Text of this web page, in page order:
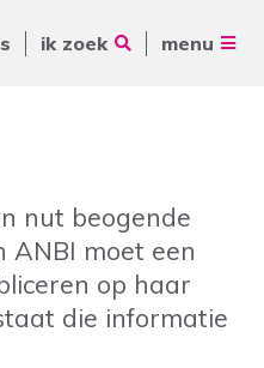
ik zoek menu
nut beogende
ANBI moet een
op haar
die informatie